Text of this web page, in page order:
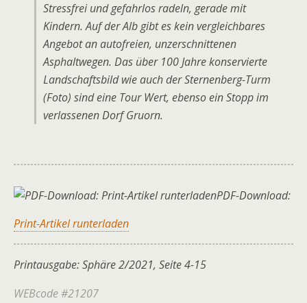
Stressfrei und gefahrlos radeln, gerade mit
Kindern. Auf der Alb gibt es kein vergleichbares
Angebot an autofreien, unzerschnittenen
Asphaltwegen. Das über 100 Jahre konservierte
Landschaftsbild wie auch der Sternenberg-Turm
(Foto) sind eine Tour Wert, ebenso ein Stopp im
verlassenen Dorf Gruorn.
PDF-Download:
Print-Artikel runterladen
Printausgabe: Sphäre 2/2021, Seite 4-15
WEBcode #21207